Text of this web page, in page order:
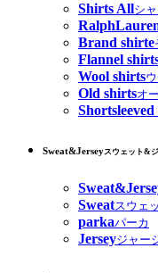
Shirts Allシ
Brand shirte
Flannel
Wool shirts
Old shirtsオ
Sweat&Jerseyスウェット&
Sweatスウェ
parkaパーカ
Jerseyジャー